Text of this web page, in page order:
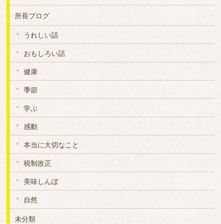
所長ブログ
うれしい話
おもしろい話
健康
季節
学ぶ
感動
本当に大切なこと
税制改正
美味しんぼ
自然
未分類